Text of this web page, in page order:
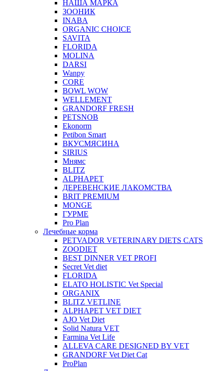
НАША МАРКА
ЗООНИК
INABA
ORGANIC CHOICE
SAVITA
FLORIDA
MOLINA
DARSI
Wanpy
CORE
BOWL WOW
WELLEMENT
GRANDORF FRESH
PETSNOB
Ekonorm
Petibon Smart
ВКУСМЯСИНА
SIRIUS
Мнямс
BLITZ
ALPHAPET
ДЕРЕВЕНСКИЕ ЛАКОМСТВА
BRIT PREMIUM
MONGE
ГУРМЕ
Pro Plan
Лечебные корма
PETVADOR VETERINARY DIETS CATS
ZOODIET
BEST DINNER VET PROFI
Secret Vet diet
FLORIDA
ELATO HOLISTIC Vet Special
ORGANIX
BLITZ VETLINE
ALPHAPET VET DIET
AJO Vet Diet
Solid Natura VET
Farmina Vet Life
ALLEVA CARE DESIGNED BY VET
GRANDORF Vet Diet Cat
ProPlan